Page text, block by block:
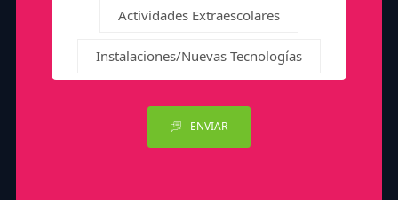
Actividades Extraescolares
Instalaciones/Nuevas Tecnologías
ENVIAR